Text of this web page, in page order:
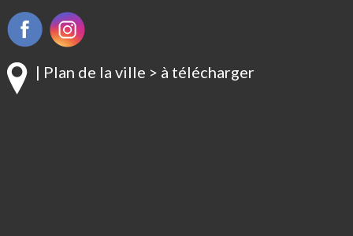
| Plan de la ville > à télécharger